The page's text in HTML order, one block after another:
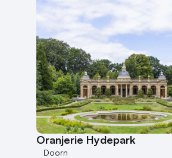
Oranjerie Hydepark
Doorn